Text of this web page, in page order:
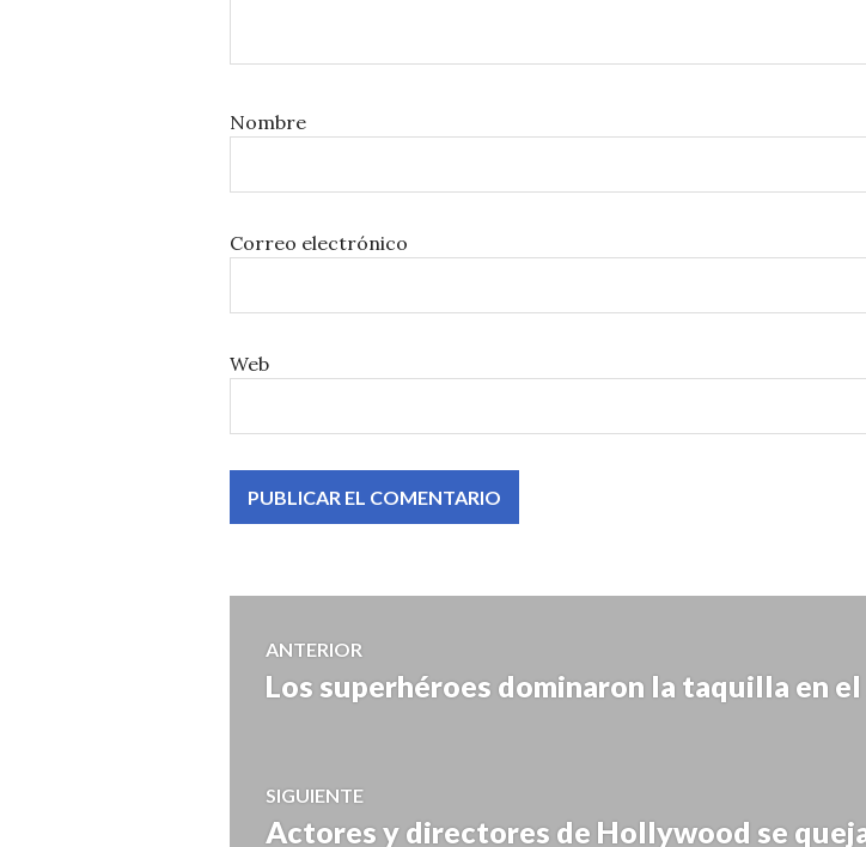
Nombre
Correo electrónico
Web
Navegación
de
ANTERIOR
Entrada
Los superhéroes dominaron la taquilla en
SIGUIENTE
Entrada
Actores y directores de Hollywood se